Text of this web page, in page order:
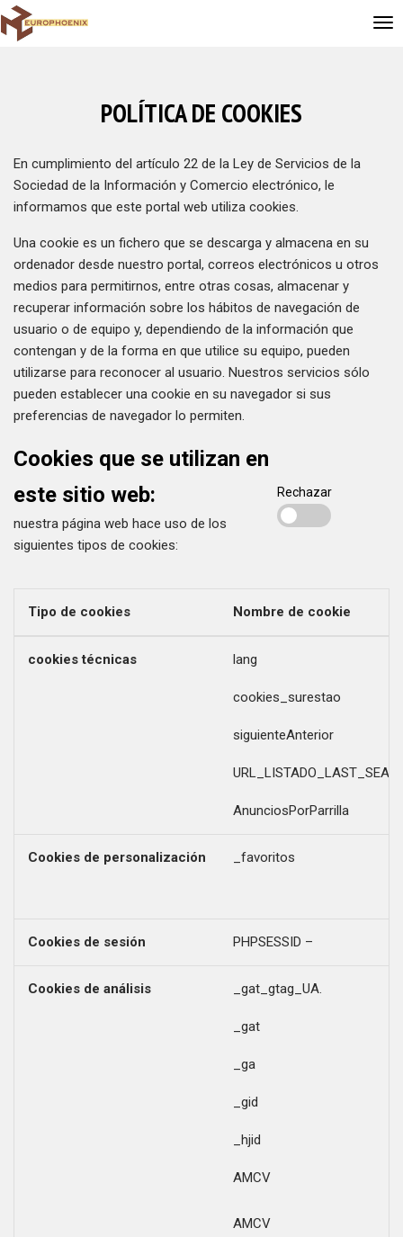
POLÍTICA DE COOKIES
En cumplimiento del artículo 22 de la Ley de Servicios de la
Sociedad de la Información y Comercio electrónico, le
informamos que este portal web utiliza cookies.
Una cookie es un fichero que se descarga y almacena en su
ordenador desde nuestro portal, correos electrónicos u otros
medios para permitirnos, entre otras cosas, almacenar y
recuperar información sobre los hábitos de navegación de
usuario o de equipo y, dependiendo de la información que
contengan y de la forma en que utilice su equipo, pueden
utilizarse para reconocer al usuario. Nuestros servicios sólo
pueden establecer una cookie en su navegador si sus
preferencias de navegador lo permiten.
Cookies que se utilizan en
este sitio web:
nuestra página web hace uso de los
siguientes tipos de cookies:
Rechazar
Tipo de cookies Nombre de cookie
cookies técnicas lang
cookies_surestao
siguienteAnterior
AnunciosPorParrilla
Cookies de personalización _favoritos
Cookies de sesión PHPSESSID –
Cookies de análisis _gat_gtag_UA.
_gat
_ga
_gid
_hjid
AMCV
AMCV